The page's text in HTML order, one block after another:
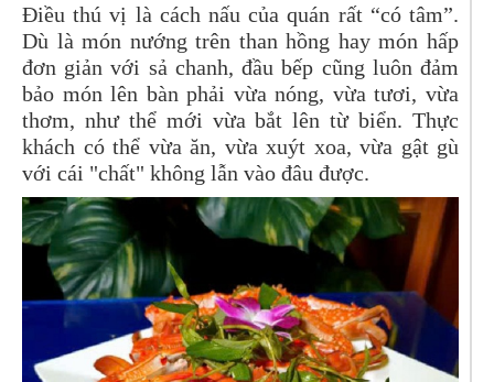
Điều thú vị là cách nấu của quán rất “có tâm”.
Dù là món nướng trên than hồng hay món hấp
đơn giản với sả chanh, đầu bếp cũng luôn đảm
bảo món lên bàn phải vừa nóng, vừa tươi, vừa
thơm, như thể mới vừa bắt lên từ biển. Thực
khách có thể vừa ăn, vừa xuýt xoa, vừa gật gù
với cái "chất" không lẫn vào đâu được.